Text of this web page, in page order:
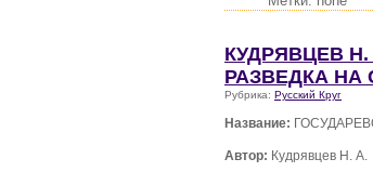
КУДРЯВЦЕВ
РАЗВЕДКА
Рубрика: Русский Круг
Название:
Автор: Кудрявцев Н. А.